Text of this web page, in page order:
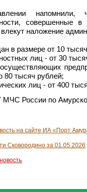
напомнили,
совершенные в
наложение
в размере от 10
лиц - от 30
80 тысяч рублей;
лиц - от 400
МЧС России по
на сайте ИА «Порт
Сковородино за 01.05.2026